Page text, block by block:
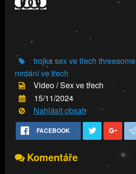
trojkasex ve třech threesome
mrdání ve třech
Video / Sex ve třech
15/11/2024
Nahlásit obsah
FACEBOOK
Komentáře